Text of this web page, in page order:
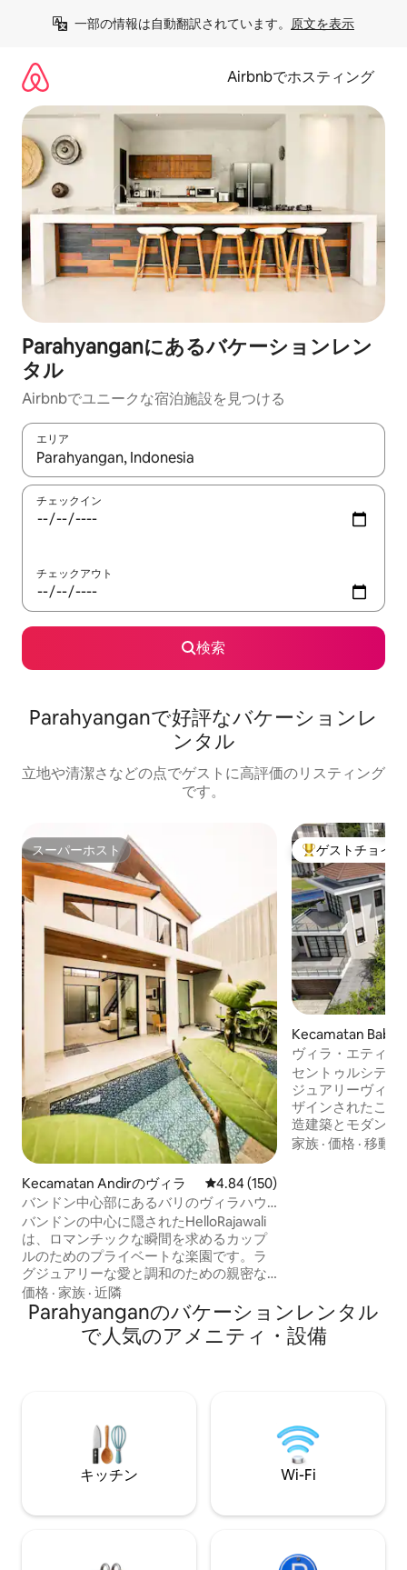
一部の情報は自動翻訳されています。 原文を表示
Airbnbでホスティング
Parahyanganにあるバケーションレン
タル
Airbnbでユニークな宿泊施設を見つける
エリア
検索結果が表示されたら、上下の矢印キーを使って移動するか
チェックイン
チェックアウト
検索
Parahyanganで好評なバケーションレ
ンタル
立地や清潔さなどの点でゲストに高評価のリスティング
です。
スーパーホスト
スーパーホスト
Kecamatan Andirのヴィラ レビュー150件、5つ星中4.84つ
4.84 (150)
バンドン中心部にあるバリのヴィラハウ
ス
バンドンの中心に隠されたHelloRajawali
は、ロマンチックな瞬間を求めるカップ
ルのためのプライベートな楽園です。ラ
グジュアリーな愛と調和のための親密な
逃避を提供します ヴィラはすぐに愛のオ
ーラであなたを抱きしめます オープンリ
ビングルームはロマンチックなムードを
演出します 夕暮れ時には、黄金の光が差
たり、カクテルを飲みながら椅子に座っ
たり、二人で浮遊する瞬間を楽しんだり
するのに最適です。 💖
価格 · 家族 · 近隣
大好評のゲスト
ゲストチョイス
Kecamatan
gの一軒家
ヴィラ・エティ・
ヴィラ・インフィ
セントゥルシティ
ジュアリーヴィラ
ザインされたこの
造建築とモダンな
ユニークで魅力的
家族 ·価格 ·移動
Parahyanganのバケーションレンタル
で人気のアメニティ・設備
キッチン Wi-Fi